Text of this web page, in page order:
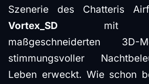
Szenerie des Chatteris
Vortex_SD mit
maßgeschneiderten 3D-
stimmungsvoller
Leben erweckt. Wie schon